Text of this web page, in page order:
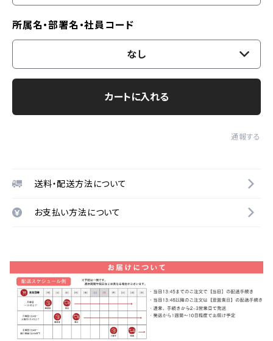
所属名・部署名・社員コード
なし
カートに入れる
通報する
送料・配送方法について
お支払い方法について